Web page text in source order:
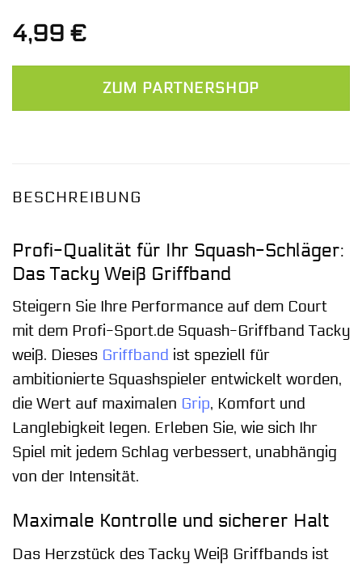
4,99 €
ZUM PARTNERSHOP
BESCHREIBUNG
Profi-Qualität für Ihr Squash-Schläger:
Das Tacky Weiß Griffband
Steigern Sie Ihre Performance auf dem Court
mit dem Profi-Sport.de Squash-Griffband Tacky
weiß. Dieses Griffband ist speziell für
ambitionierte Squashspieler entwickelt worden,
die Wert auf maximalen Grip, Komfort und
Langlebigkeit legen. Erleben Sie, wie sich Ihr
Spiel mit jedem Schlag verbessert, unabhängig
von der Intensität.
Maximale Kontrolle und sicherer Halt
Das Herzstück des Tacky Weiß Griffbands ist